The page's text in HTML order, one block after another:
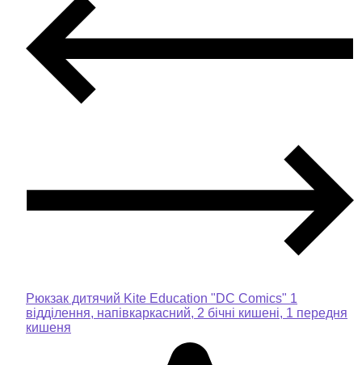
Рюкзак дитячий Kite Education "DC Comics" 1
відділення, напівкаркасний, 2 бічні кишені, 1 передня
кишеня